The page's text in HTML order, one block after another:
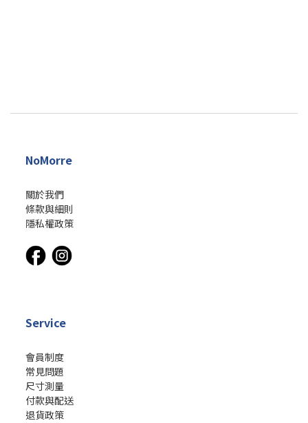
NoMorre
關於我們
條款與細則
隱私權政策
Service
會員制度
常見問題
尺寸測量
付款與配送
退貨政策